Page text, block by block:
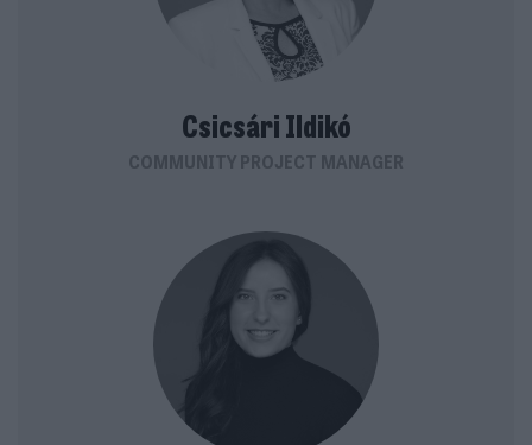
Csicsári Ildikó
COMMUNITY PROJECT MANAGER